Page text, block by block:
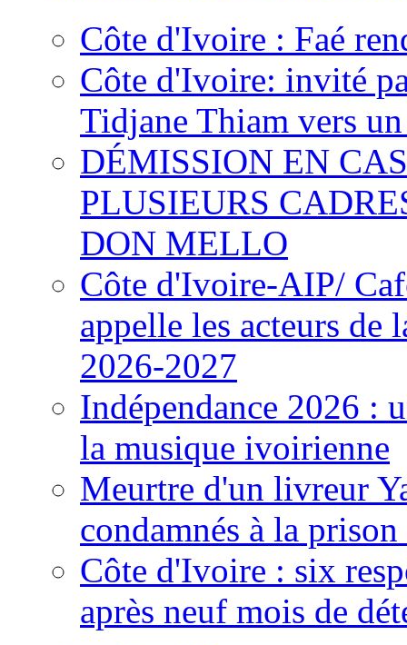
Côte d'Ivoire : Faé
Côte d'Ivoire: invité
Tidjane Thiam vers
DÉMISSION EN
PLUSIEURS
DON MELLO
Côte d'Ivoire-AIP/
appelle les acteurs de
2026-2027
Indépendance 2026 :
la musique ivoirienne
Meurtre d'un livreur
condamnés à la
Côte d'Ivoire : six
après neuf mois de